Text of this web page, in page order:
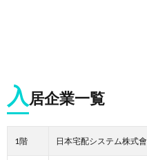
入居企業一覧
1階 日本宅配システム株式會